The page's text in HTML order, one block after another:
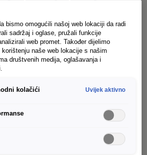
Cargo
ostale na volanu dok vozite:
jednostavnošću korištenja i
Možete koristiti kontrolu
DAB+ radiom, opcionim
bismo omogućili našoj web lokaciji da radi
sadržaj i oglase, pružali funkcije
web promet. Također dijelimo
naše web lokacije s našim
društvenih medija, oglašavanja i
kolačići Uvijek aktivno